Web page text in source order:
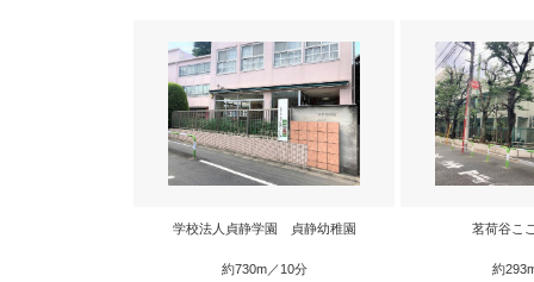
学校法人貞静学園 貞静幼稚園
約730m／10分
茗荷谷こ
約